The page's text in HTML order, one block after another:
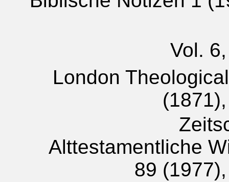
Vol.
London
Alttestamentliche
89